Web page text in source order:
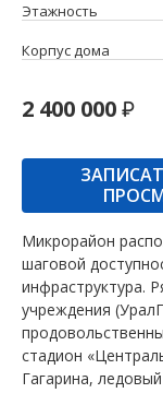
Этажность
Корпус дома
2 400 000
Микрорайон
шаговой
инфраструктура.
учреждения
стадион
Гагарина,